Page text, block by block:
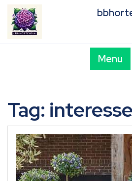
content
Menu
Tag: interesse